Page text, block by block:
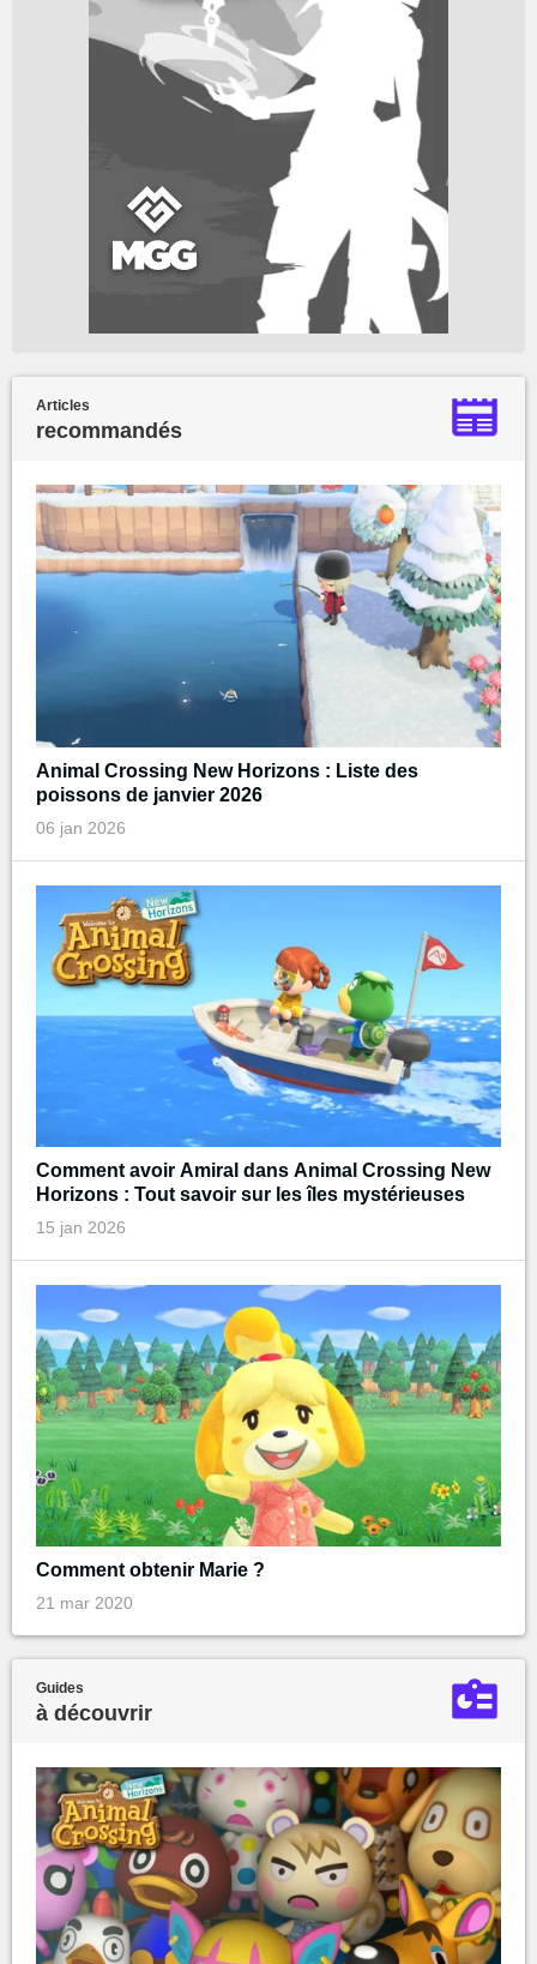
Articles
recommandés
Animal Crossing New Horizons : Liste des
poissons de janvier 2026
06 jan 2026
Comment avoir Amiral dans Animal Crossing New
Horizons : Tout savoir sur les îles mystérieuses
15 jan 2026
Comment obtenir Marie ?
21 mar 2020
Guides
à découvrir